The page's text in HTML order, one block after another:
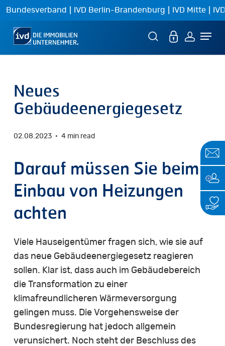
Skip
main
Bundesverband | IVD Berlin-Brandenburg | IVD Mitte |
Neues
Gebäudeenergiegesetz
02.08.2023 4 min read
Darauf müssen Sie beim
Einbau von Heizungen
achten
Viele Hauseigentümer fragen sich, wie sie auf
das neue Gebäudeenergiegesetz reagieren
sollen. Klar ist, dass auch im Gebäudebereich
die Transformation zu einer
klimafreundlicheren Wärmeversorgung
gelingen muss. Die Vorgehensweise der
Bundesregierung hat jedoch allgemein
verunsichert. Noch steht der Beschluss des